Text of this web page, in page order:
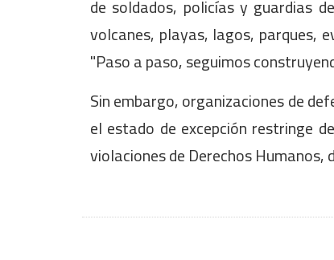
de soldados, policías y guardias
volcanes, playas, lagos, parques,
"Paso a paso, seguimos
Sin embargo, organizaciones de
el estado de excepción restringe
violaciones de Derechos